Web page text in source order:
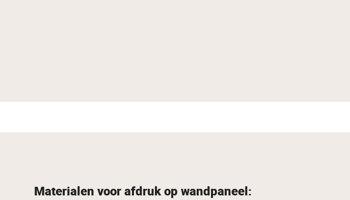
Materialen voor afdruk op wandpaneel: